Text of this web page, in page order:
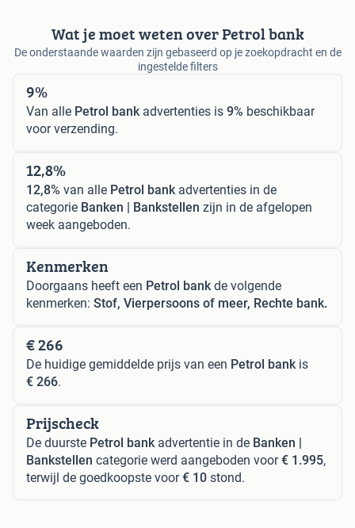
Wat je moet weten over Petrol bank
De onderstaande waarden zijn gebaseerd op je zoekopdracht en de
ingestelde filters
9%
Van alle Petrol bankadvertenties is 9% beschikbaar
voor verzending.
12,8%
12,8% van alle Petrol bankadvertenties in de
categorie Banken | Bankstellen zijn in de afgelopen
week aangeboden.
Kenmerken
Doorgaans heeft een Petrol bankde volgende
kenmerken: Stof, Vierpersoons of meer, Rechte bank.
€ 266
De huidige gemiddelde prijs van een Petrol bankis
€ 266.
Prijscheck
De duurste Petrol bankadvertentie in de Banken |
Bankstellen categorie werd aangeboden voor€ 1.995,
terwijl de goedkoopste voor€ 10 stond.